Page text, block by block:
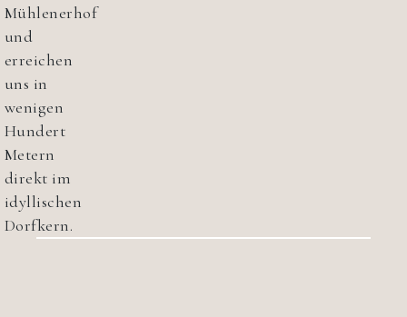
Mühlenerhof
und
erreichen
uns in
wenigen
Hundert
Metern
direkt im
idyllischen
Dorfkern.